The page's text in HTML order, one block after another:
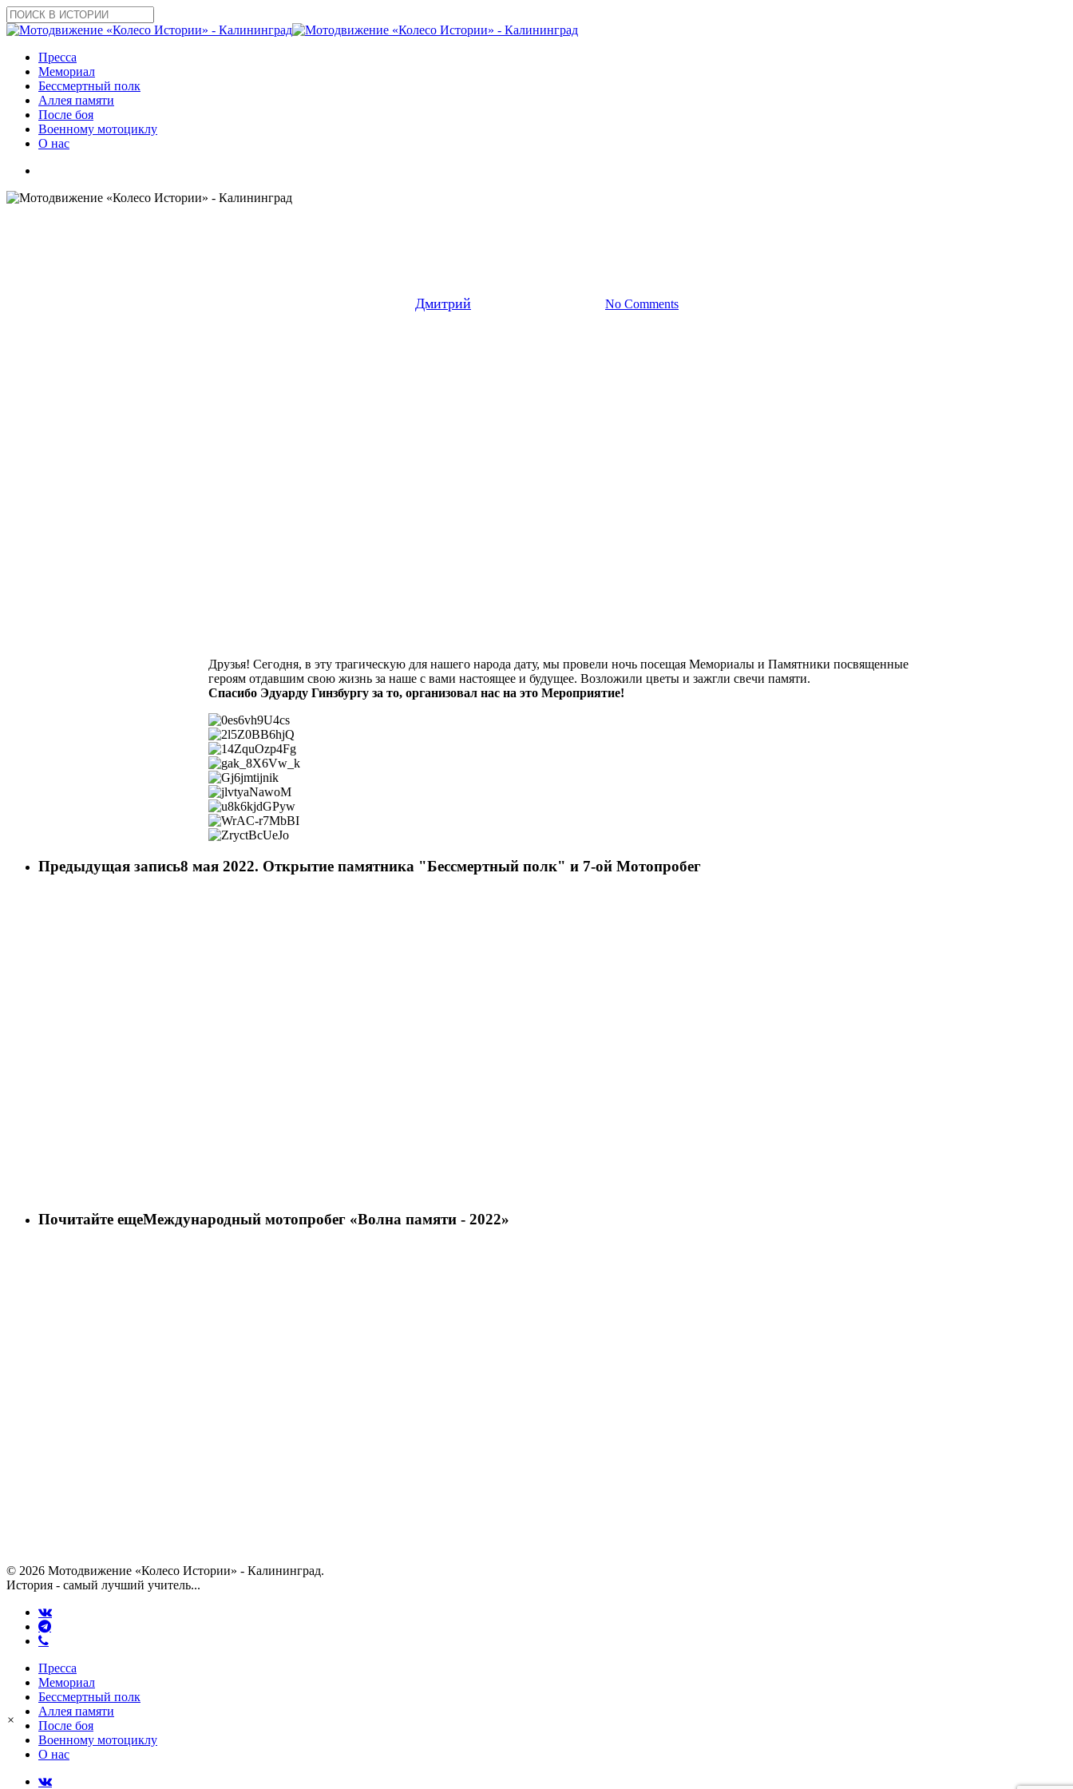
Skip
to
content
Close
search
Menu
Пресса
Мемориал
Бессмертный полк
Аллея памяти
После боя
Военному мотоциклу
О нас
Дмитрий No Comments
Друзья! Сегодня, в эту трагическую для нашего народа дату, мы провели ночь посещая Мемориалы и Памятники посвященные
героям отдавшим свою жизнь за наше с вами настоящее и будущее. Возложили цветы и зажгли свечи памяти.
Спасибо Эдуарду Гинзбургу за то, организовал нас на это Мероприятие!
Предыдущая запись8 мая 2022. Открытие памятника "Бессмертный полк" и 7-ой Мотопробег
Почитайте ещеМеждународный мотопробег «Волна памяти - 2022»
© 2026 Мотодвижение «Колесо Истории» - Калининград.
История - самый лучший учитель...
vk
telegram
phone
Close
Menu
Пресса
Мемориал
Бессмертный полк
Аллея памяти
После боя
Военному мотоциклу
О нас
×